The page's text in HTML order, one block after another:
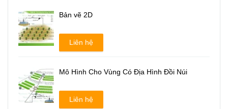
Bản vẽ 2D
Liên hệ
Mô Hình Cho Vùng Có Địa Hình Đồi Núi
Liên hệ